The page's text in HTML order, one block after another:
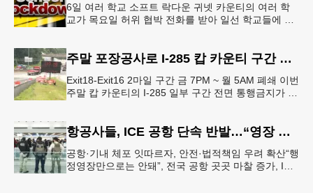
6일 여러 학교 소프트 락다운 귀넷 카운티의 여러 학
교가 목요일 허위 협박 전화를 받아 일선 학교들에 일
주말 포장공사로 I-285 캅 카운티 구간 통행금지
Exit18-Exit16 2마일 구간 금 7PM ~ 월 5AM 폐쇄 이번
주말 캅 카운티의 I-285 일부 구간 전면 통행금지가 시
항공사들, ICE 공항 단속 반발…“영장 없인 협조 불가”
공항·기내 체포 잇따르자, 안전·법적책임 우려 확산“행
정영장만으로는 안돼”, 전국 공항 곳곳 마찰 증가, ICE